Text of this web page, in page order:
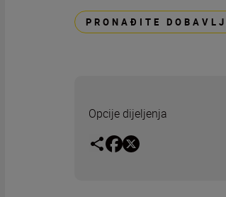
PRONAĐITE
Opcije dijeljenja